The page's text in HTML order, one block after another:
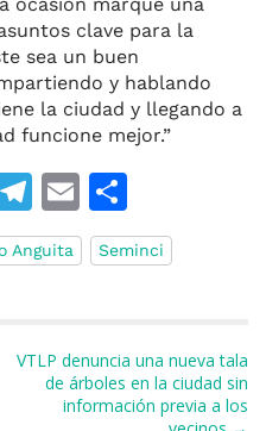
clave para la
sea un buen
y hablando
la ciudad y llegando a
funcione mejor.”
T
el
e
a
m
E
m
ai
o
m
ti
r
Anguita Seminci
VTLP denuncia una nueva tala
de árboles en la ciudad sin
información previa a los